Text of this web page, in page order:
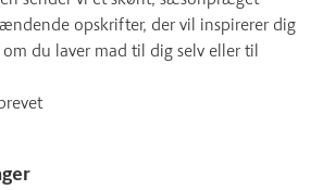
opskrifter, der vil inspirerer dig
du laver mad til dig selv eller til